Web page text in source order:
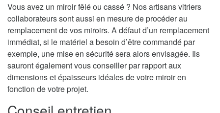
Vous avez un miroir fêlé ou cassé ? Nos artisans vitriers
collaborateurs sont aussi en mesure de procéder au
remplacement de vos miroirs. A défaut d’un remplacement
immédiat, si le matériel a besoin d’être commandé par
exemple, une mise en sécurité sera alors envisagée. Ils
sauront également vous conseiller par rapport aux
dimensions et épaisseurs idéales de votre miroir en
fonction de votre projet.